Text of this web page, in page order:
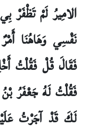
الامِيرُ لَمْ تَظْفَرْ
نَفْسِي وَهَاهُنَا
فَقَالَ قُلْ فَقُلْتُ
فَقُلْتُ لَهُ جَعْفَرُ
لَكَ قَدْ آجَرْتُ